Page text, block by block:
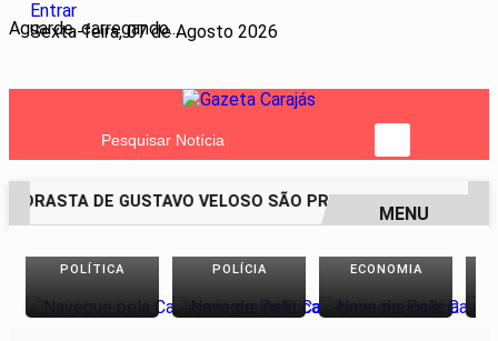
Aguarde, carregando...
Entrar
Sexta-feira, 07 de Agosto 2026
Pesquisar Notícia
DE GUSTAVO VELOSO SÃO PRESOS SUSPEITOS DA
EM ALTA
MENU
POLÍTICA POLÍCIA ECONOMIA